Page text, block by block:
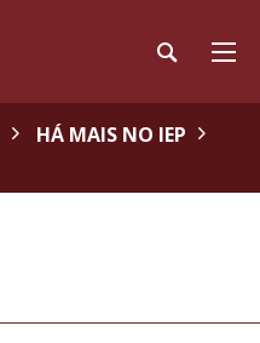
HÁ MAIS NO IEP